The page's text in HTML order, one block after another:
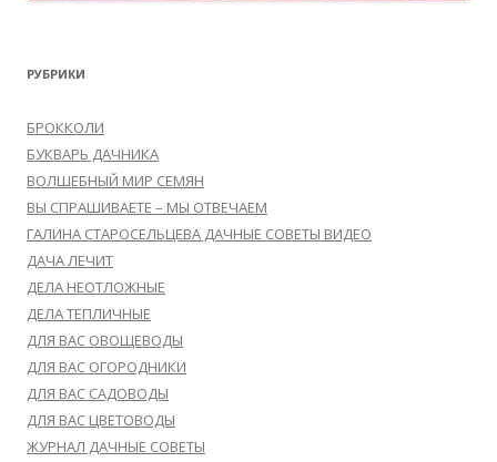
РУБРИКИ
БРОККОЛИ
БУКВАРЬ ДАЧНИКА
ВОЛШЕБНЫЙ МИР СЕМЯН
ВЫ СПРАШИВАЕТЕ – МЫ ОТВЕЧАЕМ
ГАЛИНА СТАРОСЕЛЬЦЕВА ДАЧНЫЕ СОВЕТЫ ВИДЕО
ДАЧА ЛЕЧИТ
ДЕЛА НЕОТЛОЖНЫЕ
ДЕЛА ТЕПЛИЧНЫЕ
ДЛЯ ВАС ОВОЩЕВОДЫ
ДЛЯ ВАС ОГОРОДНИКИ
ДЛЯ ВАС САДОВОДЫ
ДЛЯ ВАС ЦВЕТОВОДЫ
ЖУРНАЛ ДАЧНЫЕ СОВЕТЫ